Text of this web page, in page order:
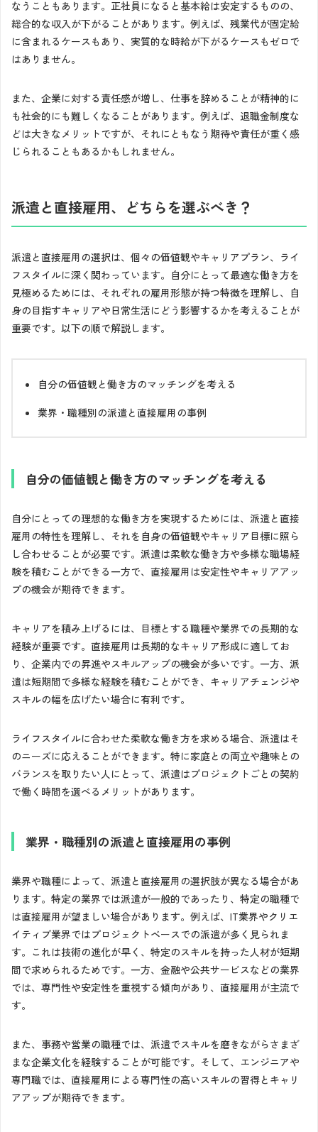
なうこともあります。正社員になると基本給は安定するものの、
総合的な収入が下がることがあります。例えば、残業代が固定給
に含まれるケースもあり、実質的な時給が下がるケースもゼロで
はありません。
また、企業に対する責任感が増し、仕事を辞めることが精神的に
も社会的にも難しくなることがあります。例えば、退職金制度な
どは大きなメリットですが、それにともなう期待や責任が重く感
じられることもあるかもしれません。
派遣と直接雇用、どちらを選ぶべき？
派遣と直接雇用の選択は、個々の価値観やキャリアプラン、ライ
フスタイルに深く関わっています。自分にとって最適な働き方を
見極めるためには、それぞれの雇用形態が持つ特徴を理解し、自
身の目指すキャリアや日常生活にどう影響するかを考えることが
重要です。以下の順で解説します。
自分の価値観と働き方のマッチングを考える
業界・職種別の派遣と直接雇用の事例
自分の価値観と働き方のマッチングを考える
自分にとっての理想的な働き方を実現するためには、派遣と直接
雇用の特性を理解し、それを自身の価値観やキャリア目標に照ら
し合わせることが必要です。派遣は柔軟な働き方や多様な職場経
験を積むことができる一方で、直接雇用は安定性やキャリアアッ
プの機会が期待できます。
キャリアを積み上げるには、目標とする職種や業界での長期的な
経験が重要です。直接雇用は長期的なキャリア形成に適してお
り、企業内での昇進やスキルアップの機会が多いです。一方、派
遣は短期間で多様な経験を積むことができ、キャリアチェンジや
スキルの幅を広げたい場合に有利です。
ライフスタイルに合わせた柔軟な働き方を求める場合、派遣はそ
のニーズに応えることができます。特に家庭との両立や趣味との
バランスを取りたい人にとって、派遣はプロジェクトごとの契約
で働く時間を選べるメリットがあります。
業界・職種別の派遣と直接雇用の事例
業界や職種によって、派遣と直接雇用の選択肢が異なる場合があ
ります。特定の業界では派遣が一般的であったり、特定の職種で
は直接雇用が望ましい場合があります。例えば、IT業界やクリエ
イティブ業界ではプロジェクトベースでの派遣が多く見られま
す。これは技術の進化が早く、特定のスキルを持った人材が短期
間で求められるためです。一方、金融や公共サービスなどの業界
では、専門性や安定性を重視する傾向があり、直接雇用が主流で
す。
また、事務や営業の職種では、派遣でスキルを磨きながらさまざ
まな企業文化を経験することが可能です。そして、エンジニアや
専門職では、直接雇用による専門性の高いスキルの習得とキャリ
アアップが期待できます。